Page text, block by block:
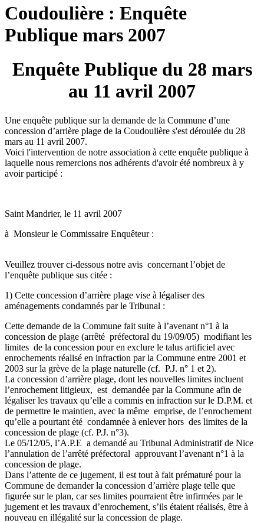
Coudoulière : Enquête
Publique mars 2007
Enquête Publique du 28 mars
au 11 avril 2007
Une enquête publique sur la demande de la Commune d’une
concession d’arrière plage de la Coudoulière s'est déroulée du 28
mars au 11 avril 2007.
Voici l'intervention de notre association à cette enquête publique à
laquelle nous remercions nos adhérents d'avoir été nombreux à y
avoir participé :
Saint Mandrier, le 11 avril 2007
à Monsieur le Commissaire Enquêteur :
Veuillez trouver ci-dessous notre avis concernant l’objet de
l’enquête publique sus citée :
1) Cette concession d’arrière plage vise à légaliser des
aménagements condamnés par le Tribunal :
Cette demande de la Commune fait suite à l’avenant n°1 à la
concession de plage (arrêté préfectoral du 19/09/05) modifiant les
limites de la concession pour en exclure le talus artificiel avec
enrochements réalisé en infraction par la Commune entre 2001 et
2003 sur la grève de la plage naturelle (cf. P.J. n° 1 et 2).
La concession d’arrière plage, dont les nouvelles limites incluent
l’enrochement litigieux, est demandée par la Commune afin de
légaliser les travaux qu’elle a commis en infraction sur le D.P.M. et
de permettre le maintien, avec la même emprise, de l’enrochement
qu’elle a pourtant été condamnée à enlever hors des limites de la
concession de plage (cf. P.J. n°3).
Le 05/12/05, l’A.P.E a demandé au Tribunal Administratif de Nice
l’annulation de l’arrêté préfectoral approuvant l’avenant n°1 à la
concession de plage.
Dans l’attente de ce jugement, il est tout à fait prématuré pour la
Commune de demander la concession d’arrière plage telle que
figurée sur le plan, car ses limites pourraient être infirmées par le
jugement et les travaux d’enrochement, s’ils étaient réalisés, être à
nouveau en illégalité sur la concession de plage.